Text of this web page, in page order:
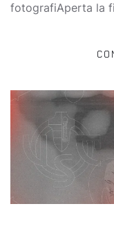
fotografiAperta la